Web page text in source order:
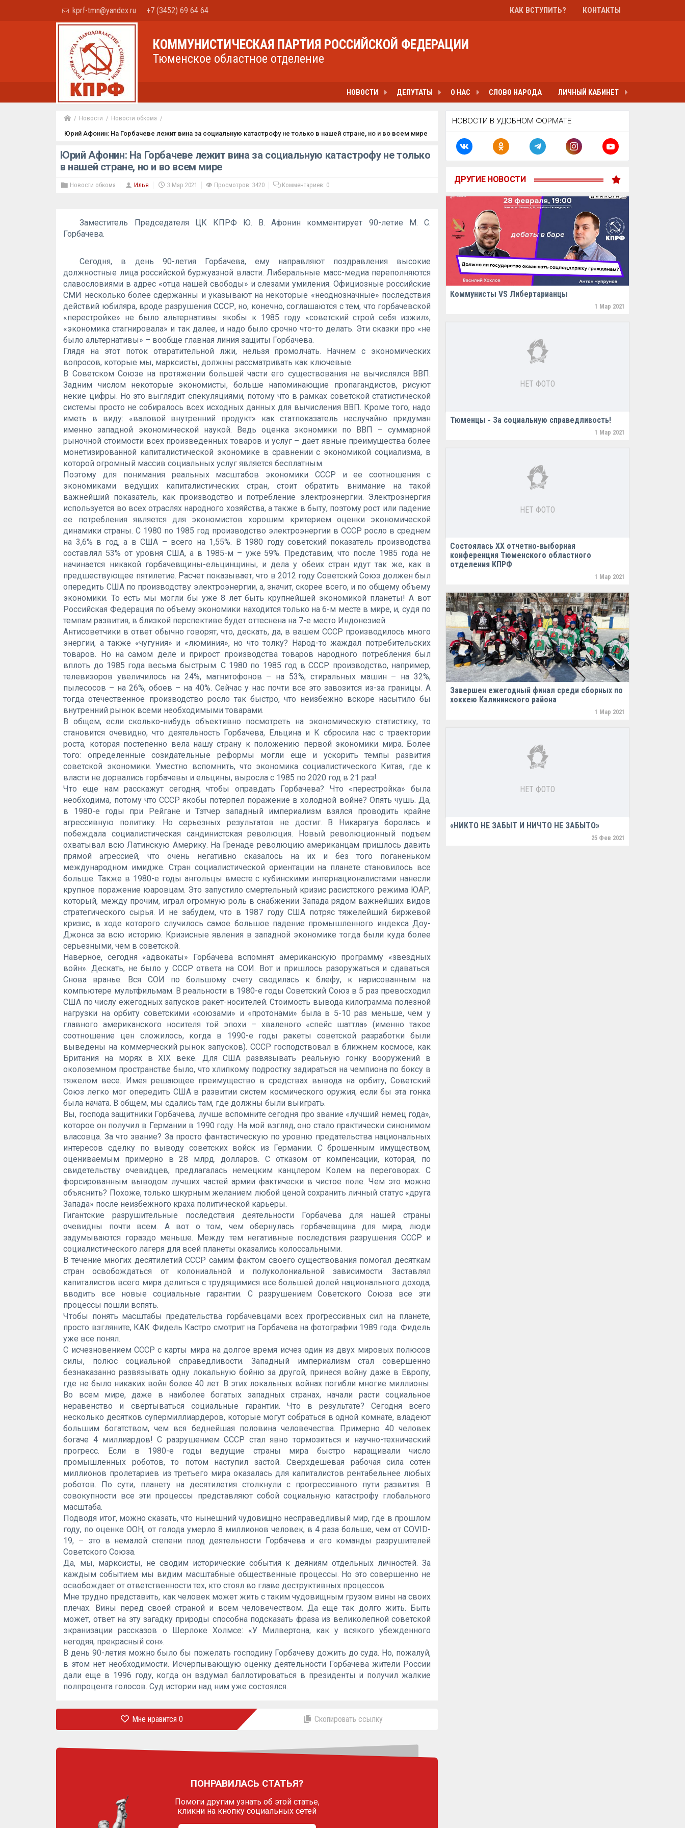
kprf-tmn@yandex.ru +7 (3452) 69 64 64 КАК ВСТУПИТЬ? КОНТАКТЫ
КОММУНИСТИЧЕСКАЯ ПАРТИЯ РОССИЙСКОЙ ФЕДЕРАЦИИ
Тюменское областное отделение
НОВОСТИ ДЕПУТАТЫ О НАС СЛОВО НАРОДА ЛИЧНЫЙ КАБИНЕТ
Новости
Новости обкома
Юрий Афонин: На Горбачеве лежит вина за социальную катастрофу не только в нашей стране, но и во всем мире
Юрий Афонин: На Горбачеве лежит вина за социальную катастрофу не только
в нашей стране, но и во всем мире
Новости обкома Илья 3 Мар 2021 Просмотров: 3420 Комментариев: 0
Заместитель Председателя ЦК КПРФ Ю. В. Афонин комментирует 90-летие М. С.
Горбачева.
Сегодня, в день 90-летия Горбачева, ему направляют поздравления высокие
должностные лица российской буржуазной власти. Либеральные масс-медиа переполняются
славословиями в адрес «отца нашей свободы» и слезами умиления. Официозные российские
СМИ несколько более сдержанны и указывают на некоторые «неоднозначные» последствия
действий юбиляра, вроде разрушения СССР, но, конечно, соглашаются с тем, что горбачевской
«перестройке» не было альтернативы: якобы к 1985 году «советский строй себя изжил»,
«экономика стагнировала» и так далее, и надо было срочно что-то делать. Эти сказки про «не
было альтернативы» – вообще главная линия защиты Горбачева.
Глядя на этот поток отвратительной лжи, нельзя промолчать. Начнем с экономических
вопросов, которые мы, марксисты, должны рассматривать как ключевые.
В Советском Союзе на протяжении большей части его существования не вычислялся ВВП.
Задним числом некоторые экономисты, больше напоминающие пропагандистов, рисуют
некие цифры. Но это выглядит спекуляциями, потому что в рамках советской статистической
системы просто не собиралось всех исходных данных для вычисления ВВП. Кроме того, надо
иметь в виду: «валовой внутренний продукт» как статпоказатель неслучайно придуман
именно западной экономической наукой. Ведь оценка экономики по ВВП – суммарной
рыночной стоимости всех произведенных товаров и услуг – дает явные преимущества более
монетизированной капиталистической экономике в сравнении с экономикой социализма, в
которой огромный массив социальных услуг является бесплатным.
Поэтому для понимания реальных масштабов экономики СССР и ее соотношения с
экономиками ведущих капиталистических стран, стоит обратить внимание на такой
важнейший показатель, как производство и потребление электроэнергии. Электроэнергия
используется во всех отраслях народного хозяйства, а также в быту, поэтому рост или падение
ее потребления является для экономистов хорошим критерием оценки экономической
динамики страны. С 1980 по 1985 год производство электроэнергии в СССР росло в среднем
на 3,6% в год, а в США – всего на 1,55%. В 1980 году советский показатель производства
составлял 53% от уровня США, а в 1985-м – уже 59%. Представим, что после 1985 года не
начинается никакой горбачевщины-ельцинщины, и дела у обеих стран идут так же, как в
предшествующее пятилетие. Расчет показывает, что в 2012 году Советский Союз должен был
опередить США по производству электроэнергии, а, значит, скорее всего, и по общему объему
экономики. То есть мы могли бы уже 8 лет быть крупнейшей экономикой планеты! А вот
Российская Федерация по объему экономики находится только на 6-м месте в мире, и, судя по
темпам развития, в близкой перспективе будет оттеснена на 7-е место Индонезией.
Антисоветчики в ответ обычно говорят, что, дескать, да, в вашем СССР производилось много
энергии, а также «чугуния» и «люминия», но что толку? Народ-то жаждал потребительских
товаров. Но на самом деле и прирост производства товаров народного потребления был
вплоть до 1985 года весьма быстрым. С 1980 по 1985 год в СССР производство, например,
телевизоров увеличилось на 24%, магнитофонов – на 53%, стиральных машин – на 32%,
пылесосов – на 26%, обоев – на 40%. Сейчас у нас почти все это завозится из-за границы. А
тогда отечественное производство росло так быстро, что неизбежно вскоре насытило бы
внутренний рынок всеми необходимыми товарами.
В общем, если сколько-нибудь объективно посмотреть на экономическую статистику, то
становится очевидно, что деятельность Горбачева, Ельцина и К сбросила нас с траектории
роста, которая постепенно вела нашу страну к положению первой экономики мира. Более
того: определенные созидательные реформы могли еще и ускорить темпы развития
советской экономики. Уместно вспомнить, что экономика социалистического Китая, где к
власти не дорвались горбачевы и ельцины, выросла с 1985 по 2020 год в 21 раз!
Что еще нам расскажут сегодня, чтобы оправдать Горбачева? Что «перестройка» была
необходима, потому что СССР якобы потерпел поражение в холодной войне? Опять чушь. Да,
в 1980-е годы при Рейгане и Тэтчер западный империализм взялся проводить крайне
агрессивную политику. Но серьезных результатов не достиг. В Никарагуа боролась и
побеждала социалистическая сандинистская революция. Новый революционный подъем
охватывал всю Латинскую Америку. На Гренаде революцию американцам пришлось давить
прямой агрессией, что очень негативно сказалось на их и без того поганеньком
международном имидже. Стран социалистической ориентации на планете становилось все
больше. Также в 1980-е годы ангольцы вместе с кубинскими интернационалистами нанесли
крупное поражение юаровцам. Это запустило смертельный кризис расистского режима ЮАР,
который, между прочим, играл огромную роль в снабжении Запада рядом важнейших видов
стратегического сырья. И не забудем, что в 1987 году США потряс тяжелейший биржевой
кризис, в ходе которого случилось самое большое падение промышленного индекса Доу-
Джонса за всю историю. Кризисные явления в западной экономике тогда были куда более
серьезными, чем в советской.
Наверное, сегодня «адвокаты» Горбачева вспомнят американскую программу «звездных
войн». Дескать, не было у СССР ответа на СОИ. Вот и пришлось разоружаться и сдаваться.
Снова вранье. Вся СОИ по большому счету сводилась к блефу, к нарисованным на
компьютере мультфильмам. В реальности в 1980-е годы Советский Союз в 5 раз превосходил
США по числу ежегодных запусков ракет-носителей. Стоимость вывода килограмма полезной
нагрузки на орбиту советскими «союзами» и «протонами» была в 5-10 раз меньше, чем у
главного американского носителя той эпохи – хваленого «спейс шаттла» (именно такое
соотношение цен сложилось, когда в 1990-е годы ракеты советской разработки были
выведены на коммерческий рынок запусков). СССР господствовал в ближнем космосе, как
Британия на морях в XIX веке. Для США развязывать реальную гонку вооружений в
околоземном пространстве было, что хлипкому подростку задираться на чемпиона по боксу в
тяжелом весе. Имея решающее преимущество в средствах вывода на орбиту, Советский
Союз легко мог опередить США в развитии систем космического оружия, если бы эта гонка
была начата. В общем, мы сдались там, где должны были выиграть.
Вы, господа защитники Горбачева, лучше вспомните сегодня про звание «лучший немец года»,
которое он получил в Германии в 1990 году. На мой взгляд, оно стало практически синонимом
власовца. За что звание? За просто фантастическую по уровню предательства национальных
интересов сделку по выводу советских войск из Германии. С брошенным имуществом,
оцениваемым примерно в 28 млрд. долларов. С отказом от компенсации, которая, по
свидетельству очевидцев, предлагалась немецким канцлером Колем на переговорах. С
форсированным выводом лучших частей армии фактически в чистое поле. Чем это можно
объяснить? Похоже, только шкурным желанием любой ценой сохранить личный статус «друга
Запада» после неизбежного краха политической карьеры.
Гигантские разрушительные последствия деятельности Горбачева для нашей страны
очевидны почти всем. А вот о том, чем обернулась горбачевщина для мира, люди
задумываются гораздо меньше. Между тем негативные последствия разрушения СССР и
социалистического лагеря для всей планеты оказались колоссальными.
В течение многих десятилетий СССР самим фактом своего существования помогал десяткам
стран освобождаться от колониальной и полуколониальной зависимости. Заставлял
капиталистов всего мира делиться с трудящимися все большей долей национального дохода,
вводить все новые социальные гарантии. С разрушением Советского Союза все эти
процессы пошли вспять.
Чтобы понять масштабы предательства горбачевцами всех прогрессивных сил на планете,
просто взгляните, КАК Фидель Кастро смотрит на Горбачева на фотографии 1989 года. Фидель
уже все понял.
С исчезновением СССР с карты мира на долгое время исчез один из двух мировых полюсов
силы, полюс социальной справедливости. Западный империализм стал совершенно
безнаказанно развязывать одну локальную бойню за другой, принеся войну даже в Европу,
где не было никаких войн более 40 лет. В этих локальных войнах погибли многие миллионы.
Во всем мире, даже в наиболее богатых западных странах, начали расти социальное
неравенство и свертываться социальные гарантии. Что в результате? Сегодня всего
несколько десятков супермиллиардеров, которые могут собраться в одной комнате, владеют
большим богатством, чем вся беднейшая половина человечества. Примерно 40 человек
богаче 4 миллиардов! С разрушением СССР стал явно тормозиться и научно-технический
прогресс. Если в 1980-е годы ведущие страны мира быстро наращивали число
промышленных роботов, то потом наступил застой. Сверхдешевая рабочая сила сотен
миллионов пролетариев из третьего мира оказалась для капиталистов рентабельнее любых
роботов. По сути, планету на десятилетия столкнули с прогрессивного пути развития. В
совокупности все эти процессы представляют собой социальную катастрофу глобального
масштаба.
Подводя итог, можно сказать, что нынешний чудовищно несправедливый мир, где в прошлом
году, по оценке ООН, от голода умерло 8 миллионов человек, в 4 раза больше, чем от COVID-
19, – это в немалой степени плод деятельности Горбачева и его команды разрушителей
Советского Союза.
Да, мы, марксисты, не сводим исторические события к деяниям отдельных личностей. За
каждым событием мы видим масштабные общественные процессы. Но это совершенно не
освобождает от ответственности тех, кто стоял во главе деструктивных процессов.
Мне трудно представить, как человек может жить с таким чудовищным грузом вины на своих
плечах. Вины перед своей страной и всем человечеством. Да еще так долго жить. Быть
может, ответ на эту загадку природы способна подсказать фраза из великолепной советской
экранизации рассказов о Шерлоке Холмсе: «У Милвертона, как у всякого убежденного
негодяя, прекрасный сон».
В день 90-летия можно было бы пожелать господину Горбачеву дожить до суда. Но, пожалуй,
в этом нет необходимости. Исчерпывающую оценку деятельности Горбачева жители России
дали еще в 1996 году, когда он вздумал баллотироваться в президенты и получил жалкие
полпроцента голосов. Суд истории над ним уже состоялся.
Мне нравится0 Скопировать ссылку
ПОНРАВИЛАСЬ СТАТЬЯ?
Помоги другим узнать об этой статье,
кликни на кнопку социальных сетей
НОВОСТИ В УДОБНОМ ФОРМАТЕ
ДРУГИЕ НОВОСТИ
Коммунисты VS Либертарианцы
1 Мар 2021
НЕТ ФОТО
Тюменцы - За социальную справедливость!
1 Мар 2021
НЕТ ФОТО
Состоялась XX отчетно-выборная
конференция Тюменского областного
отделения КПРФ
1 Мар 2021
Завершен ежегодный финал среди сборных по
хоккею Калининского района
1 Мар 2021
НЕТ ФОТО
«НИКТО НЕ ЗАБЫТ И НИЧТО НЕ ЗАБЫТО»
25 Фев 2021